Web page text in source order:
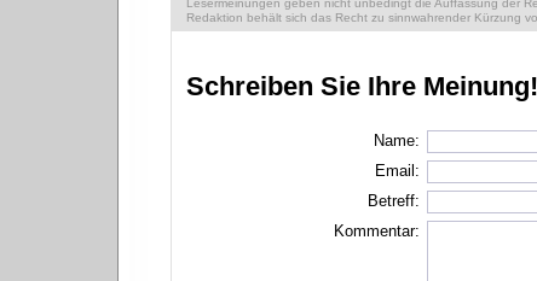
Lesermeinungen geben nicht unbedingt die Auffassung der
Redaktion behält sich das Recht zu sinnwahrender Kürzung
Schreiben Sie Ihre Meinung!
Name:
Email:
Betreff:
Kommentar: